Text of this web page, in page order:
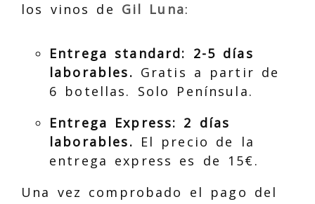
los vinos de Gil Luna:
Entrega standard: 2-5 días
laborables. Gratis a partir de
6 botellas. Solo Península.
Entrega Express: 2 días
laborables. El precio de la
entrega express es de 15€.
Una vez comprobado el pago del